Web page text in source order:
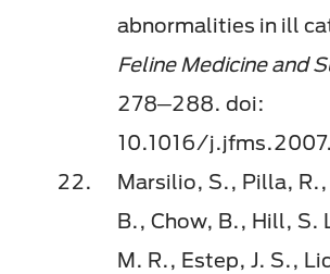
abnormalities in ill
Feline Medicine and
278─288. doi:
10.1016/
Marsilio, S., Pilla,
B., Chow, B., Hill, S.
M. R., Estep, J. S.,